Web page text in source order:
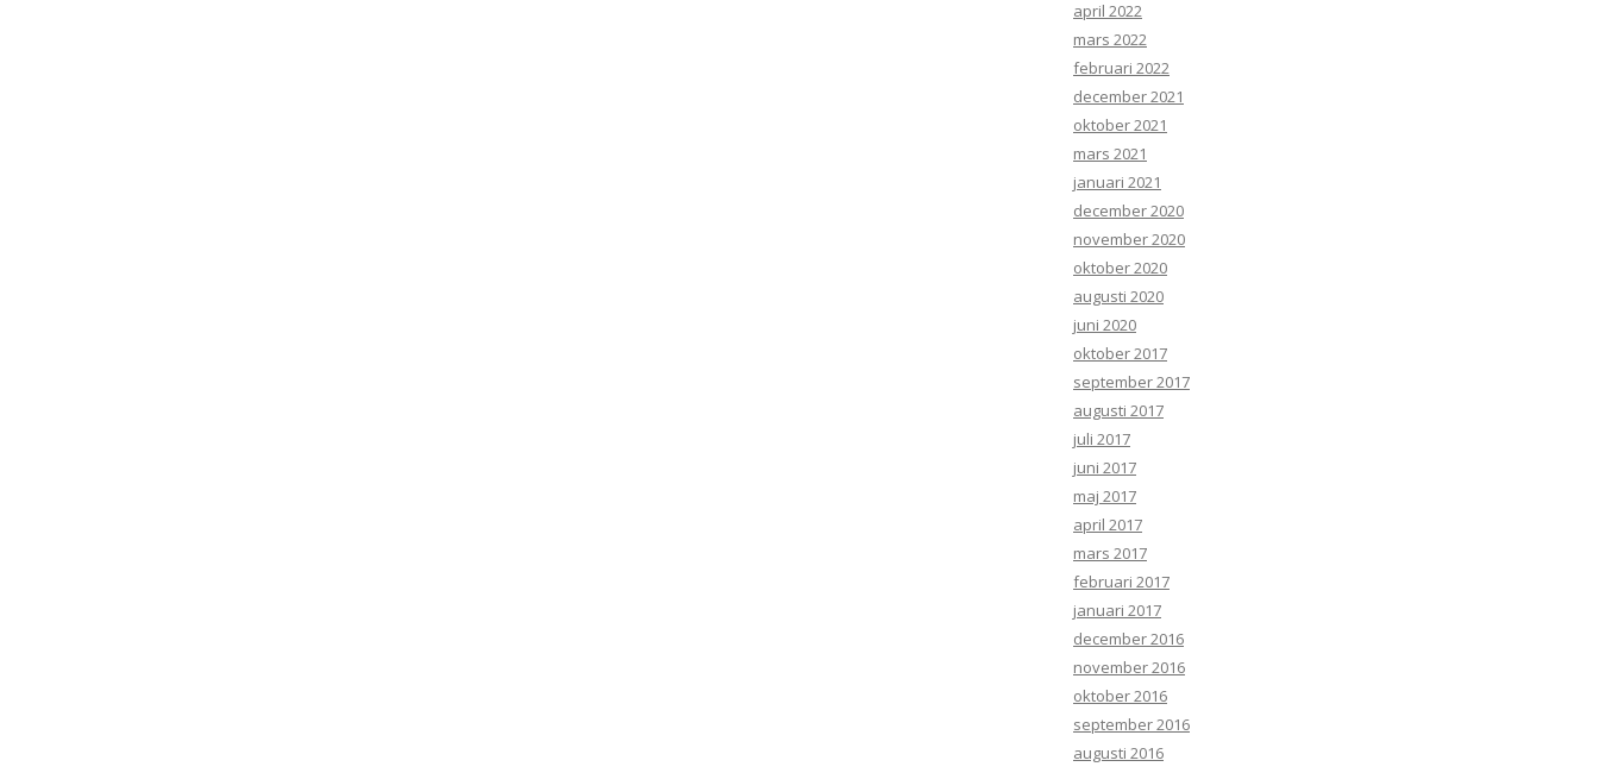
april 2022
mars 2022
februari 2022
december 2021
oktober 2021
mars 2021
januari 2021
december 2020
november 2020
oktober 2020
augusti 2020
juni 2020
oktober 2017
september 2017
augusti 2017
juli 2017
juni 2017
maj 2017
april 2017
mars 2017
februari 2017
januari 2017
december 2016
november 2016
oktober 2016
september 2016
augusti 2016